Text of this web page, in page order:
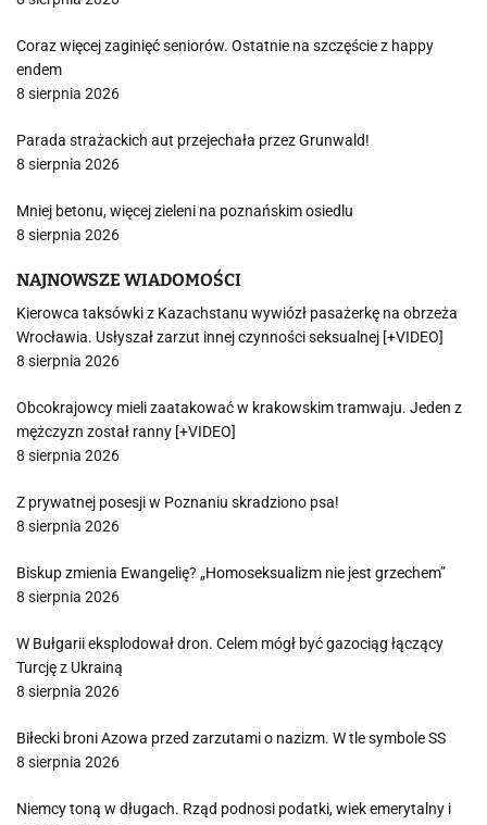
Coraz więcej zaginięć seniorów. Ostatnie na szczęście z happy
endem
8 sierpnia 2026
Parada strażackich aut przejechała przez Grunwald!
8 sierpnia 2026
Mniej betonu, więcej zieleni na poznańskim osiedlu
8 sierpnia 2026
NAJNOWSZE WIADOMOŚCI
Kierowca taksówki z Kazachstanu wywiózł pasażerkę na obrzeża
Wrocławia. Usłyszał zarzut innej czynności seksualnej [+VIDEO]
8 sierpnia 2026
Obcokrajowcy mieli zaatakować w krakowskim tramwaju. Jeden z
mężczyzn został ranny [+VIDEO]
8 sierpnia 2026
Z prywatnej posesji w Poznaniu skradziono psa!
8 sierpnia 2026
Biskup zmienia Ewangelię? „Homoseksualizm nie jest grzechem”
8 sierpnia 2026
W Bułgarii eksplodował dron. Celem mógł być gazociąg łączący
Turcję z Ukrainą
8 sierpnia 2026
Biłecki broni Azowa przed zarzutami o nazizm. W tle symbole SS
8 sierpnia 2026
Niemcy toną w długach. Rząd podnosi podatki, wiek emerytalny i